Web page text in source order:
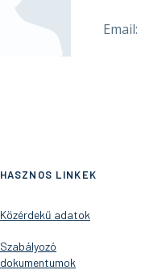
Email:
HASZNOS LINKEK
Közérdekű adatok
Szabályozó
dokumentumok